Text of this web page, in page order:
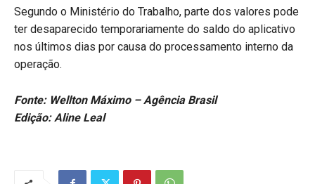
Segundo o Ministério do Trabalho, parte dos valores pode
ter desaparecido temporariamente do saldo do aplicativo
nos últimos dias por causa do processamento interno da
operação.
Fonte: Wellton Máximo – Agência Brasil
Edição: Aline Leal